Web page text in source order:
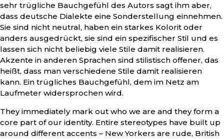
sehr trügliche Bauchgefühl des Autors sagt ihm aber,
dass deutsche Dialekte eine Sonderstellung einnehmen.
Sie sind nicht neutral, haben ein starkes Kolorit oder
anders ausgedrückt, sie sind ein spezifischer Stil und es
lassen sich nicht beliebig viele Stile damit realisieren.
Akzente in anderen Sprachen sind stilistisch offener, das
heißt, dass man verschiedene Stile damit realisieren
kann. Ein trügliches Bauchgefühl, dem im Netz am
Laufmeter widersprochen wird.
They immediately mark out who we are and they form a
core part of our identity. Entire stereotypes have built up
around different accents – New Yorkers are rude, British